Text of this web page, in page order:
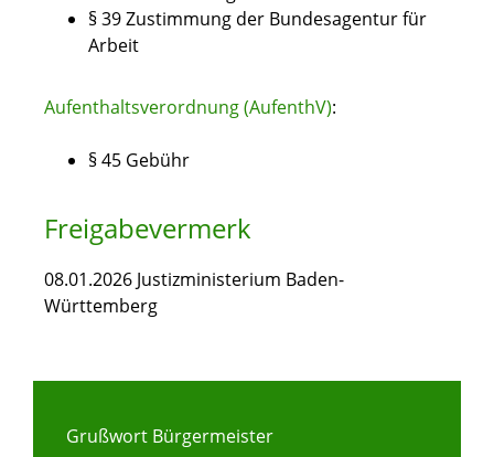
§ 39 Zustimmung der Bundesagentur für
Arbeit
Aufenthaltsverordnung (AufenthV):
§ 45 Gebühr
Freigabevermerk
08.01.2026 Justizministerium Baden-
Württemberg
Grußwort Bürgermeister